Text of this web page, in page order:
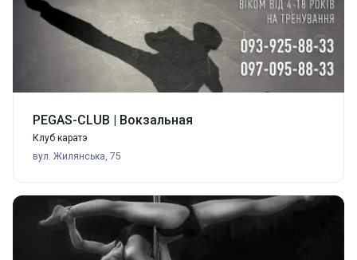
PEGAS-CLUB | Вокзальная
Клуб каратэ
вул. Жилянська, 75